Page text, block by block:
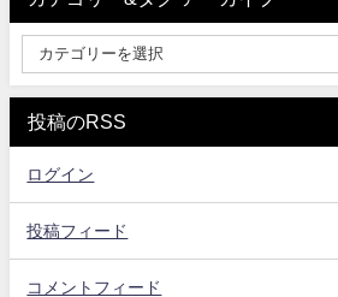
投稿のRSS
ログイン
投稿フィード
コメントフィード